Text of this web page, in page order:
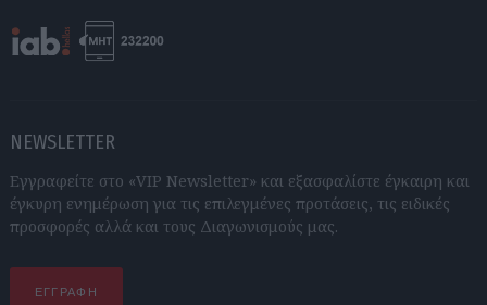
NEWSLETTER
Εγγραφείτε στο «VIP Newsletter» και εξασφαλίστε έγκαιρη και
έγκυρη ενημέρωση για τις επιλεγμένες προτάσεις, τις ειδικές
προσφορές αλλά και τους Διαγωνισμούς μας.
ΕΓΓΡΑΦΗ